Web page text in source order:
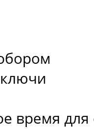
время